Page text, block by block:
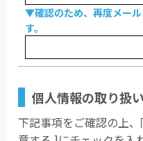
▼確認のため、再度メー
す。
個人情報の取り扱
下記事項をご確認の上